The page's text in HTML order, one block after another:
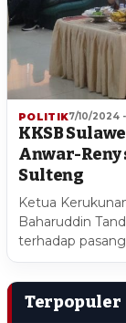
POLITIK7/10/2024
KKSB
Anwar-Reny
Sulteng
Ketua
Baharuddin
terhadap
Terpopuler